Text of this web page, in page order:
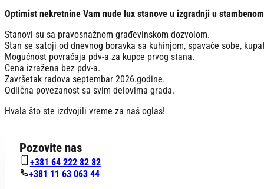
Optimist nekretnine Vam nude lux stanove u izgradnji u
Stanovi su sa pravosnažnom građevinskom dozvolom.
Stan se satoji od dnevnog boravka sa kuhinjom, spavaće sobe,
Mogućnost povraćaja pdv-a za kupce prvog stana.
Cena izražena bez pdv-a.
Završetak radova septembar 2026.godine.
Odlična povezanost sa svim delovima grada.
Hvala što ste izdvojili vreme za naš oglas!
Pozovite nas
+381 64 222 82 82
+381 11 63 063 44